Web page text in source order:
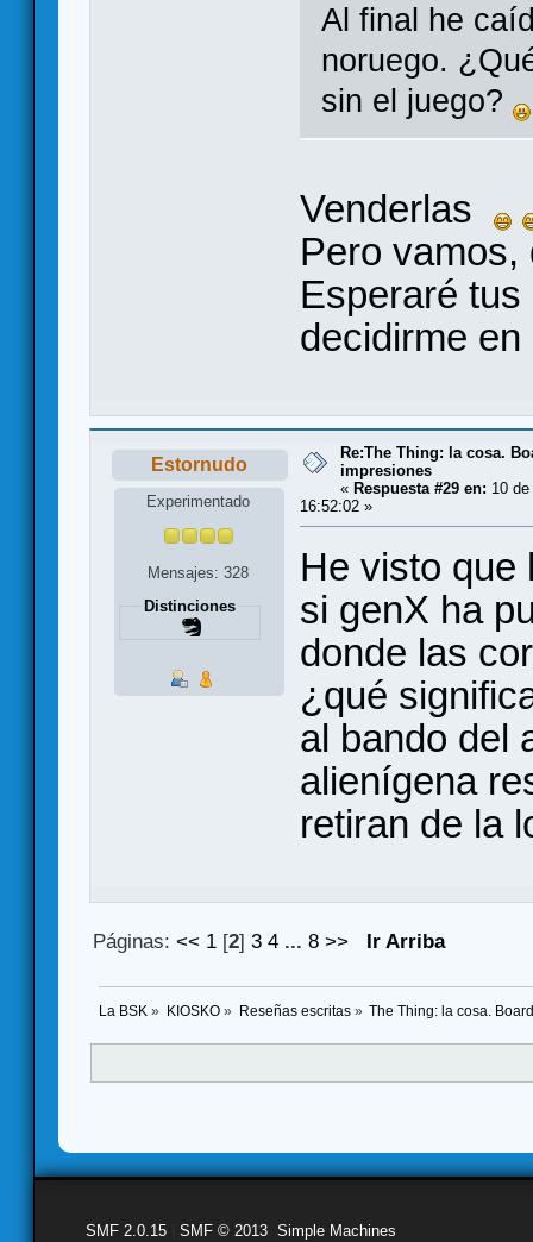
Al final he
noruego.
sin el juego?
Venderlas
Pero
Esperaré
decidirme
Estornudo
Experimentado
Mensajes: 328
Distinciones
Re:The Thing: la cosa.
impresiones
« Respuesta #29 en: 10
16:52:02 »
He visto que
si genX ha
donde las
¿qué
al bando del
alienígena
retiran de la
Páginas:<< 1 [2]3 4 ...8 >> Ir Arriba
La BSK » KIOSKO» Reseñas escritas» The Thing: la cosa.
SMF 2.0.15 SMF © 2013 Simple Machines